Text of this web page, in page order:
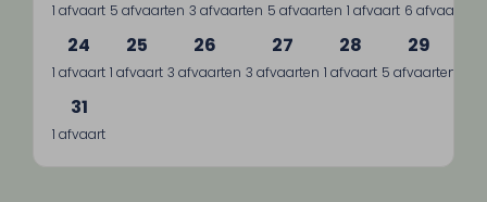
1 afvaart 5 afvaarten 3 afvaarten 5 afvaarten 1 afvaart 6 afvaarten
24
1 afvaart
25
1 afvaart
26
3 afvaarten
27
3 afvaarten
28
1 afvaart
29
5 afvaarten
31
1 afvaart